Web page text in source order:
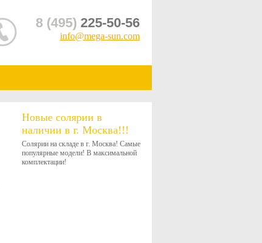
8 (495) 225-50-56
info@mega-sun.com
Новые солярии в
наличии в г. Москва!!!
Солярии на складе в г. Москва! Самые
популярные модели! В максимальной
комплектации!